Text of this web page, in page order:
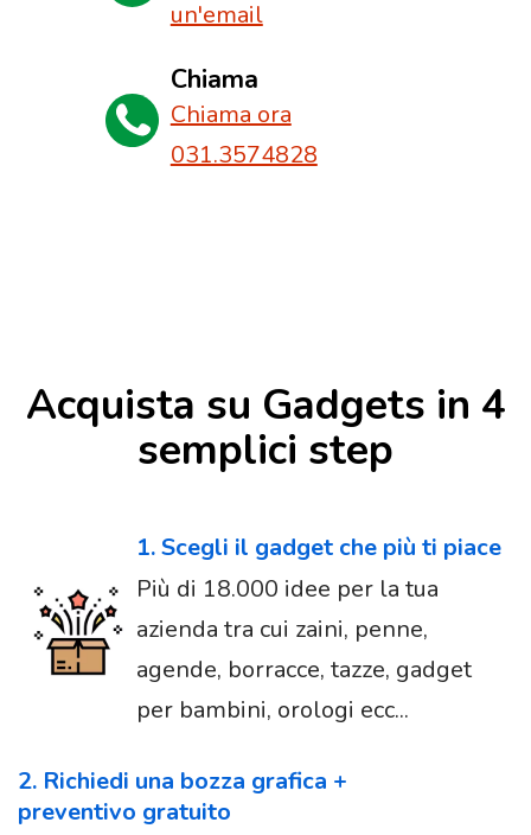
un'email
Chiama
Chiama ora
031.3574828
Acquista su Gadgets in 4
semplici step
1. Scegli il gadget che più ti piace
Più di 18.000 idee per la tua
azienda tra cui zaini, penne,
agende, borracce, tazze, gadget
per bambini, orologi ecc...
2. Richiedi una bozza grafica +
preventivo gratuito